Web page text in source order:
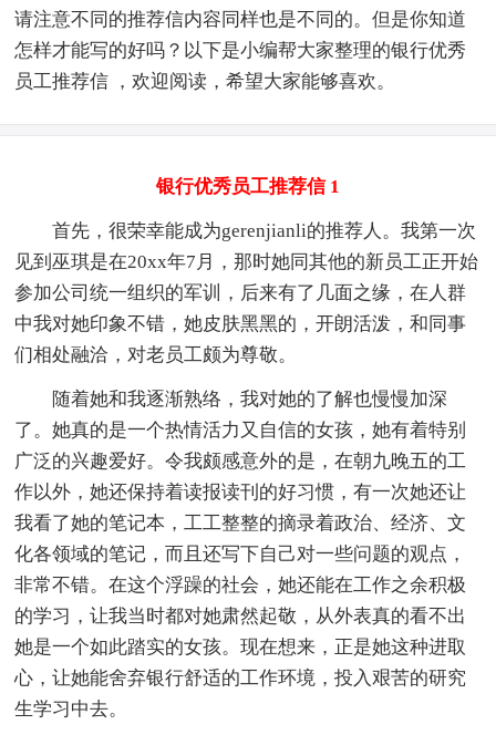
请注意不同的推荐信内容同样也是不同的。但是你知道
怎样才能写的好吗？以下是小编帮大家整理的银行优秀
员工推荐信 ，欢迎阅读，希望大家能够喜欢。
银行优秀员工推荐信 1
首先，很荣幸能成为gerenjianli的推荐人。我第一次
见到巫琪是在20xx年7月，那时她同其他的新员工正开始
参加公司统一组织的军训，后来有了几面之缘，在人群
中我对她印象不错，她皮肤黑黑的，开朗活泼，和同事
们相处融洽，对老员工颇为尊敬。
随着她和我逐渐熟络，我对她的了解也慢慢加深
了。她真的是一个热情活力又自信的女孩，她有着特别
广泛的兴趣爱好。令我颇感意外的是，在朝九晚五的工
作以外，她还保持着读报读刊的好习惯，有一次她还让
我看了她的笔记本，工工整整的摘录着政治、经济、文
化各领域的笔记，而且还写下自己对一些问题的观点，
非常不错。在这个浮躁的社会，她还能在工作之余积极
的学习，让我当时都对她肃然起敬，从外表真的看不出
她是一个如此踏实的女孩。现在想来，正是她这种进取
心，让她能舍弃银行舒适的工作环境，投入艰苦的研究
生学习中去。